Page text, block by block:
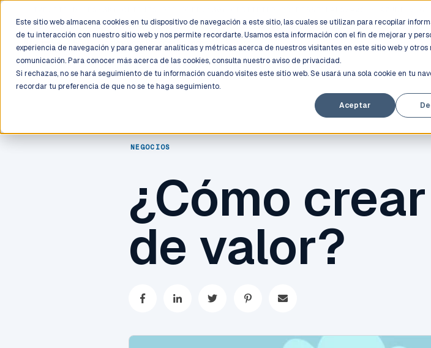
Este sitio web almacena cookies en tu dispositivo de navegación a este sitio, las cuales se utilizan para recopilar
de tu interacción con nuestro sitio web y nos permite recordarte. Usamos esta información con el fin de mejorar y
experiencia de navegación y para generar analíticas y métricas acerca de nuestros visitantes en este sitio web y otros
comunicación. Para conocer más acerca de las cookies, consulta nuestro aviso de privacidad.
Si rechazas, no se hará seguimiento de tu información cuando visites este sitio web. Se usará una sola cookie en tu
recordar tu preferencia de que no se te haga seguimiento.
Aceptar
Process
NEGOCIOS
¿Cómo
de valor?